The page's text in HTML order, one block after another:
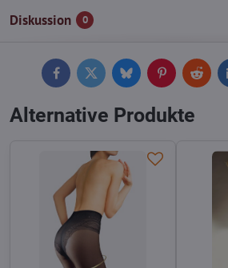
Diskussion 0
FacebookTwitterBlueskyPinterestReddit
Alternative Produkte